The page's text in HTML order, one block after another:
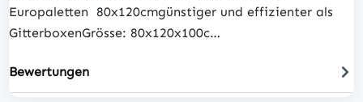
Europaletten 80x120cmgünstiger und effizienter als
GitterboxenGrösse: 80x120x100c…
Bewertungen